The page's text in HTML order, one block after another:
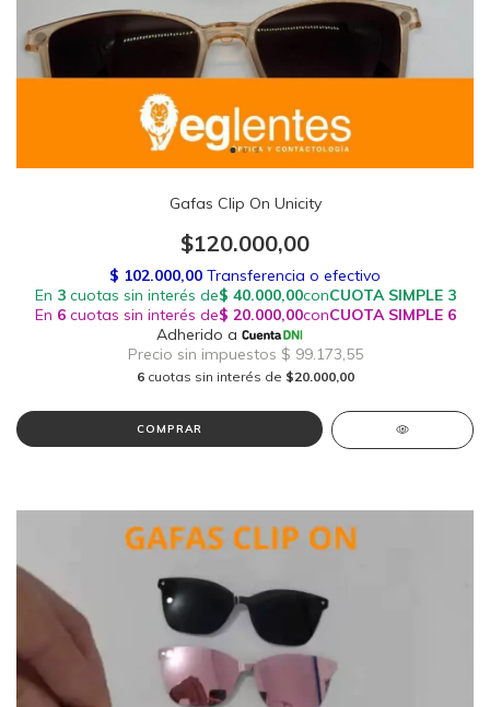
Gafas Clip On Unicity
$120.000,00
6 cuotas sin interés de $20.000,00